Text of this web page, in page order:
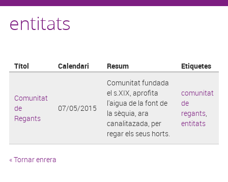
entitats
Títol Calendari Resum Etiquetes
Comunitat
de
Regants
07/05/2015
Comunitat fundada
el s.XIX, aprofita
l'aigua de la font de
la sèquia, ara
canalitazada, per
regar els seus horts.
comunitat
de
regants,
entitats
« Tornar enrera